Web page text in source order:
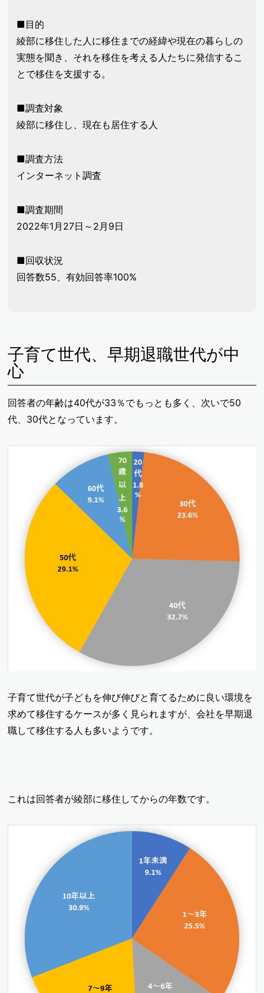
■目的
綾部に移住した人に移住までの経緯や現在の暮らしの
実態を聞き、それを移住を考える人たちに発信するこ
とで移住を支援する。
■調査対象
綾部に移住し、現在も居住する人
■調査方法
インターネット調査
■調査期間
2022年1月27日～2月9日
■回収状況
回答数55、有効回答率100%
子育て世代、早期退職世代が中
心
回答者の年齢は40代が33％でもっとも多く、次いで50
代、30代となっています。
子育て世代が子どもを伸び伸びと育てるために良い環境を
求めて移住するケースが多く見られますが、会社を早期退
職して移住する人も多いようです。
これは回答者が綾部に移住してからの年数です。